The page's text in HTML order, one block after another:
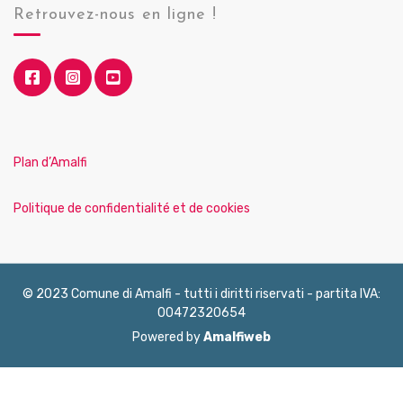
Retrouvez-nous en ligne !
Plan d’Amalfi
Politique de confidentialité et de cookies
© 2023 Comune di Amalfi - tutti i diritti riservati - partita IVA:
00472320654
Powered byAmalfiweb